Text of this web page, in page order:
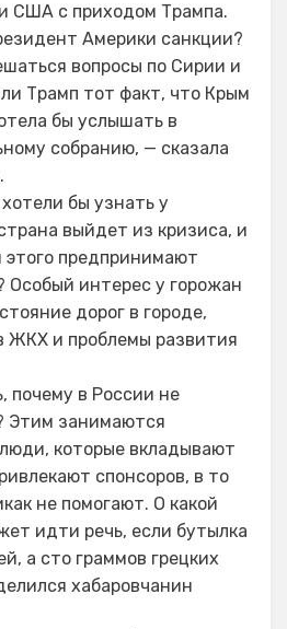
США с приходом Трампа.
Америки санкции?
вопросы по Сирии и
Трамп тот факт, что Крым
бы услышать в
собранию, — сказала
бы узнать у
выйдет из кризиса, и
этого предпринимают
Особый интерес у горожан
дорог в городе,
ЖКХ и проблемы развития
почему в России не
Этим занимаются
которые вкладывают
спонсоров, в то
не помогают. О какой
идти речь, если бутылка
а сто граммов грецких
хабаровчанин